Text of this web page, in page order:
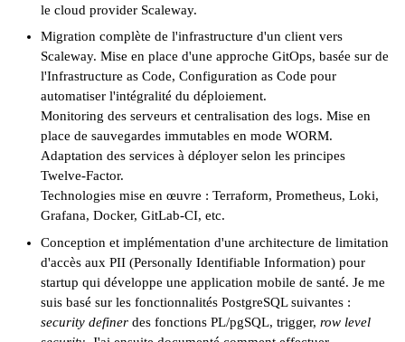
le cloud provider Scaleway.
Migration complète de l'infrastructure d'un client vers
Scaleway. Mise en place d'une approcheGitOps, basée sur de
l'Infrastructure as Code,Configuration as Code pour
automatiser l'intégralité du déploiement.
Monitoring des serveurs et centralisation des logs. Mise en
place de sauvegardes immutables en modeWORM.
Adaptation des services à déployer selon les principes
Twelve-Factor.
Technologies mise en œuvre :Terraform,Prometheus,Loki,
Grafana,Docker,GitLab-CI, etc.
Conception et implémentation d'une architecture de limitation
d'accès aux PII (Personally Identifiable Information) pour
startup qui développe une application mobile de santé. Je me
suis basé sur les fonctionnalités PostgreSQL suivantes :
security definer des fonctionsPL/pgSQL, trigger,row level